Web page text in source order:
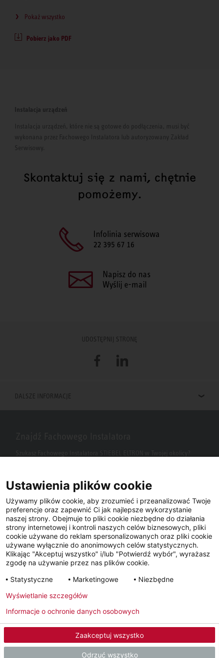
Pokaż wszystko
Pobierz jako PDF
Instalacja urządzeń
Instalacja urządzeń, które nie są gotowe do podłączenia, musi być
wykonana przez Fachowego Instalatora lub autoryzowany Zakład
Serwisowy.
Skontaktuj się z nami, chętnie
pomożemy.
Infolinia serwisowa
22 395 67 16
Napisz do nas
Wyślij e-mail
UDOSTĘPNIJ STRONĘ
FacebookLinkedIn
DALSZE INFORMACJE
Metryka Polityka prywatności Newsletter
Facebook YouTube LinkedIn
Instagram
© 2026 - STIEBEL ELTRON GmbH & Co. KG (DE)
Ustawienia plików cookie
Używamy plików cookie, aby zrozumieć i przeanalizować Twoje
preferencje oraz zapewnić Ci jak najlepsze wykorzystanie
naszej strony. Obejmuje to pliki cookie niezbędne do działania
strony internetowej i kontroli naszych celów biznesowych, pliki
cookie używane do reklam spersonalizowanych oraz pliki cookie
używane wyłącznie do anonimowych celów statystycznych.
Klikając "Akceptuj wszystko" i/lub "Potwierdź wybór", wyrażasz
zgodę na używanie przez nas plików cookie.
Statystyczne
Marketingowe Niezbędne
Zaakceptuj wszystko
Odrzuć wszystko
Wyświetlanie szczegółów
Informacje o ochronie danych osobowych